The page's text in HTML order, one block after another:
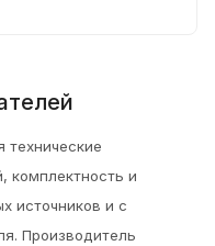
комплектность и
источников и с
Производитель